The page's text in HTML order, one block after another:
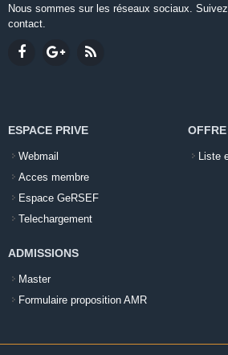
Nous sommes sur les réseaux sociaux.
contact.
ESPACE PRIVE
Webmail
Acces membre
Espace GeRSEF
Telechargement
Liste
ADMISSIONS
Master
Formulaire proposition AMR